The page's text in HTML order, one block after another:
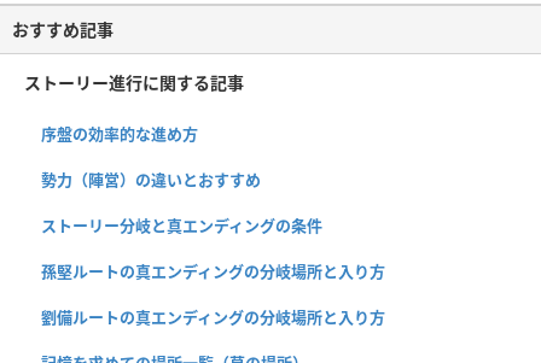
おすすめ記事
ストーリー進行に関する記事
序盤の効率的な進め方
勢力（陣営）の違いとおすすめ
ストーリー分岐と真エンディングの条件
孫堅ルートの真エンディングの分岐場所と入り方
劉備ルートの真エンディングの分岐場所と入り方